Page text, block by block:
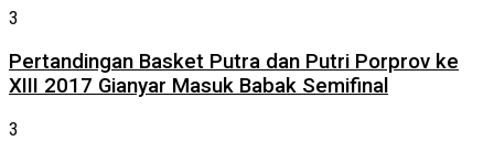
3
Pertandingan Basket Putra dan Putri Porprov ke
XIII 2017 Gianyar Masuk Babak Semifinal
3